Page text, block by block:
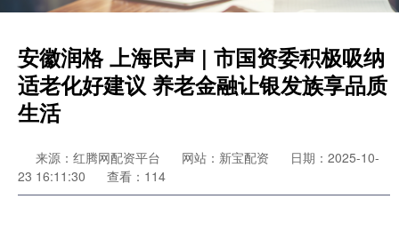
安徽润格 上海民声 | 市国资委积极吸纳
适老化好建议 养老金融让银发族享品质
生活
来源：红腾网配资平台 网站：新宝配资
日期：2025-10-
23 16:11:30
查看：114